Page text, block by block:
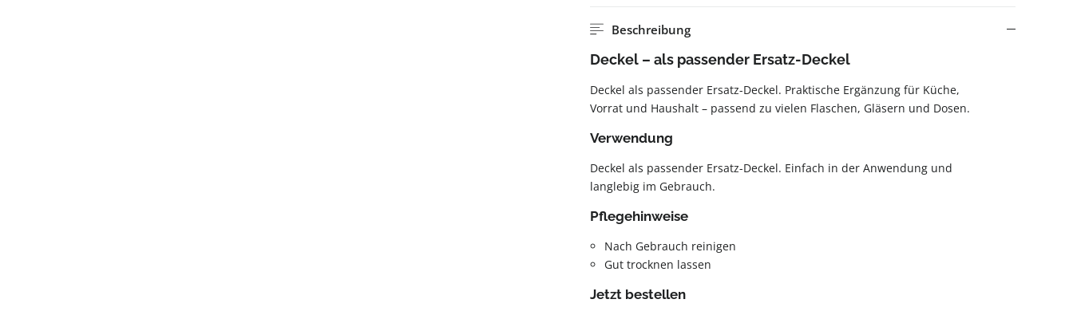
Beschreibung
Deckel – als passender Ersatz-Deckel
Deckel als passender Ersatz-Deckel. Praktische Ergänzung für Küche,
Vorrat und Haushalt – passend zu vielen Flaschen, Gläsern und Dosen.
Verwendung
Deckel als passender Ersatz-Deckel. Einfach in der Anwendung und
langlebig im Gebrauch.
Pflegehinweise
Nach Gebrauch reinigen
Gut trocknen lassen
Jetzt bestellen